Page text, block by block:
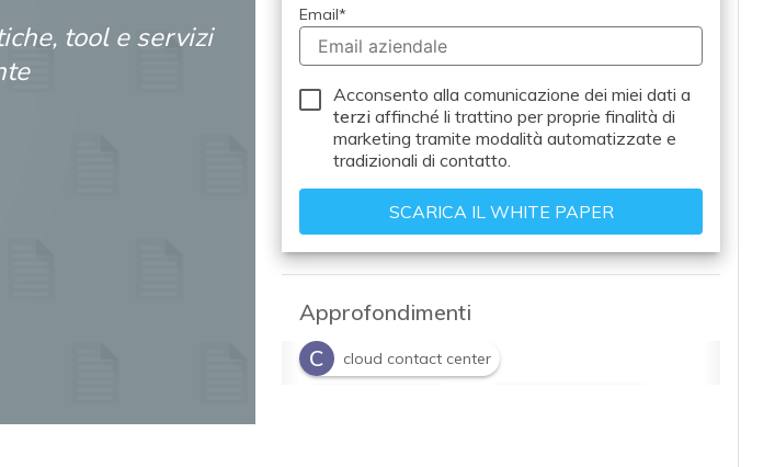
tool e servizi
Email*
Acconsento alla comunicazione dei miei dati a
terzi affinché li trattino per proprie finalità di
marketing tramite modalità automatizzate e
tradizionali di contatto.
Approfondimenti
C
cloud contact center